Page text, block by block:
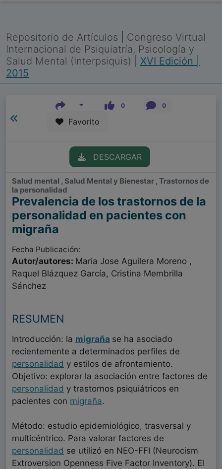
Repositorio de Artículos
Congreso Virtual
Internacional de Psiquiatría, Psicología y
Salud Mental (Interpsiquis)
XVI Edición |
2015
0 0
Favorito
DESCARGAR
Salud mental , Salud Mental y Bienestar , Trastornos de
la personalidad
Prevalencia de los trastornos de la
personalidad en pacientes con
migraña
Fecha Publicación:
Autor/autores: Maria Jose Aguilera Moreno ,
Raquel Blázquez García, Cristina Membrilla
Sánchez
RESUMEN
Introducción: la migraña se ha asociado
recientemente a determinados perfiles de
personalidad y estilos de afrontamiento.
Objetivo: explorar la asociación entre factores de
personalidad y trastornos psiquiátricos en
pacientes con migraña.
Método: estudio epidemiológico, trasversal y
multicéntrico. Para valorar factores de
personalidad se utilizó en NEO-FFI (Neurocism
Extroversion Openness Five Factor Inventory). El